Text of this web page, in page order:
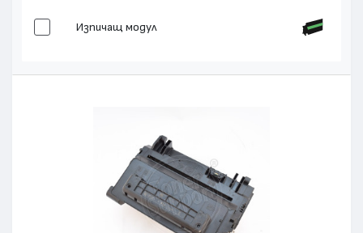
Изпичащ модул